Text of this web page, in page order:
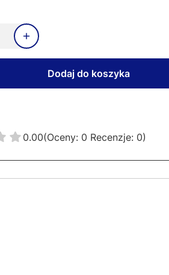
Dodaj do koszyka
0.00(Oceny: 0 Recenzje: 0)